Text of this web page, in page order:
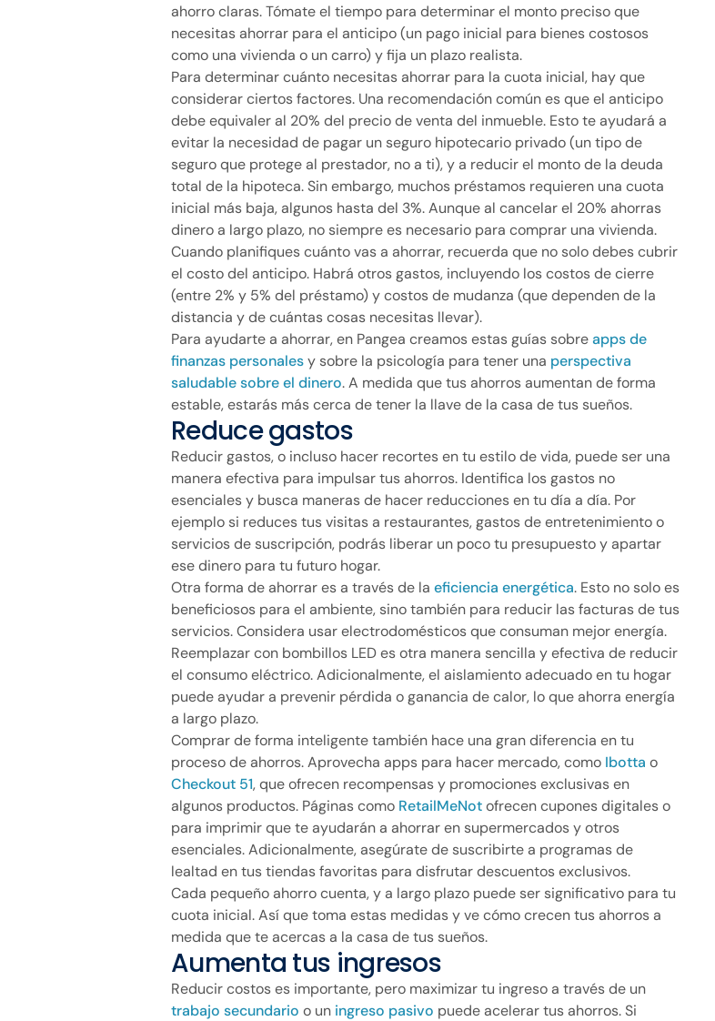
ahorro claras. Tómate el tiempo para determinar el monto preciso que
necesitas ahorrar para el anticipo (un pago inicial para bienes costosos
como una vivienda o un carro) y fija un plazo realista.
Para determinar cuánto necesitas ahorrar para la cuota inicial, hay que
considerar ciertos factores. Una recomendación común es que el anticipo
debe equivaler al 20% del precio de venta del inmueble. Esto te ayudará a
evitar la necesidad de pagar un seguro hipotecario privado (un tipo de
seguro que protege al prestador, no a ti), y a reducir el monto de la deuda
total de la hipoteca. Sin embargo, muchos préstamos requieren una cuota
inicial más baja, algunos hasta del 3%. Aunque al cancelar el 20% ahorras
dinero a largo plazo, no siempre es necesario para comprar una vivienda.
Cuando planifiques cuánto vas a ahorrar, recuerda que no solo debes cubrir
el costo del anticipo. Habrá otros gastos, incluyendo los costos de cierre
(entre 2% y 5% del préstamo) y costos de mudanza (que dependen de la
distancia y de cuántas cosas necesitas llevar).
Para ayudarte a ahorrar, en Pangea creamos estas guías sobreapps de
finanzas personalesy sobre la psicología para tener una perspectiva
saludable sobre el dinero. A medida que tus ahorros aumentan de forma
estable, estarás más cerca de tener la llave de la casa de tus sueños.
Reduce gastos
Reducir gastos, o incluso hacer recortes en tu estilo de vida, puede ser una
manera efectiva para impulsar tus ahorros. Identifica los gastos no
esenciales y busca maneras de hacer reducciones en tu día a día. Por
ejemplo si reduces tus visitas a restaurantes, gastos de entretenimiento o
servicios de suscripción, podrás liberar un poco tu presupuesto y apartar
ese dinero para tu futuro hogar.
Otra forma de ahorrar es a través de la eficiencia energética. Esto no solo es
beneficiosos para el ambiente, sino también para reducir las facturas de tus
servicios. Considera usar electrodomésticos que consuman mejor energía.
Reemplazar con bombillos LED es otra manera sencilla y efectiva de reducir
el consumo eléctrico. Adicionalmente, el aislamiento adecuado en tu hogar
puede ayudar a prevenir pérdida o ganancia de calor, lo que ahorra energía
a largo plazo.
Comprar de forma inteligente también hace una gran diferencia en tu
proceso de ahorros. Aprovecha apps para hacer mercado, como Ibotta o
Checkout 51, que ofrecen recompensas y promociones exclusivas en
algunos productos. Páginas como RetailMeNotofrecen cupones digitales o
para imprimir que te ayudarán a ahorrar en supermercados y otros
esenciales. Adicionalmente, asegúrate de suscribirte a programas de
lealtad en tus tiendas favoritas para disfrutar descuentos exclusivos.
Cada pequeño ahorro cuenta, y a largo plazo puede ser significativo para tu
cuota inicial. Así que toma estas medidas y ve cómo crecen tus ahorros a
medida que te acercas a la casa de tus sueños.
Aumenta tus ingresos
Reducir costos es importante, pero maximizar tu ingreso a través de un
trabajo secundario o un ingreso pasivo puede acelerar tus ahorros. Si